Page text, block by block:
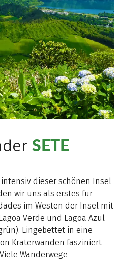
SETE
dieser schönen Insel
wir uns als erstes für
im Westen der Insel mit
Verde und Lagoa Azul
Eingebettet in eine
Kraterwänden fasziniert
Wanderwege